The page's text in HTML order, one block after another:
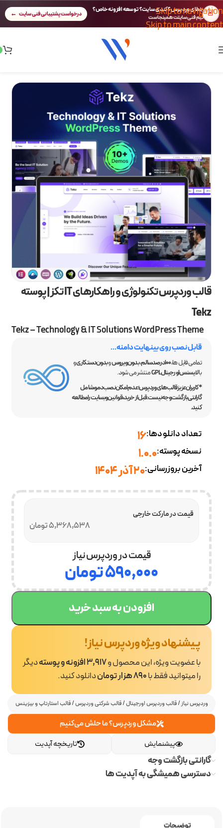
Skip to navigation
Skip to main content
🚨 خطای وردپرس؟ کندی سایت؟ توسعه افزونه خاص؟
تیم فنی سایتت همینجاست درخواست پشتیبانی فنی سایت
وردپرس نیاز/قالب وردپرس اورجینال/قالب شرکتی وردپرس/قالب استارتاپ و بیزینس
مشکل وردپرس؟ ما حلش می‌کنیم
تاریخچه آپدیت
پیشنمایش
گارانتی بازگشت وجه
دسترسی همیشگی به آپدیت ها
قالب وردپرس تکنولوژی و راهکارهای IT تکز | پوسته
Tekz
Tekz – Technology & IT Solutions WordPress Theme
قابل نصب روی بینهایت دامنه...
تمامی فایل ها،100 درصد سالم ،بدون ویروسوبدون دستکاریو
بالایسنس اورجینال GPL
منتشر می شود.
*کاربران عزیز قالب‌های وردپرس؛ عدم امکان نصب دمو، شامل
گارانتی بازگشت وجه نیست. قبل از خرید، قوانین وبسایت را مطالعه
کنید.
تعداد دانلودها:16
نسخه پوسته:1.0.0
آخرین بروزرسانی:20 آذر 1404
5,368,538 تومان
قیمت در مارکت خارجی
قیمت در وردپرس نیاز
۵۹۰,۰۰۰تومان
افزودن به سبد خرید
پیشنهاد ویژه وردپرس نیاز!
با عضویت ویژه، این محصول و3,917 افزونه و پوسته
دیگر
را میتوانید فقط با890 هزار تومان دانلود کنید.
توضیحات